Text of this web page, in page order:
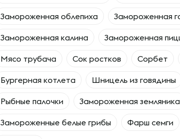
Замороженная облепиха Замороженная
Замороженная калина Замороженная
Мясо трубача Сок ростков Сорбет
Бургерная котлета Шницель из говядины
Рыбные палочки Замороженная земляника
Замороженные белые грибы Фарш семги